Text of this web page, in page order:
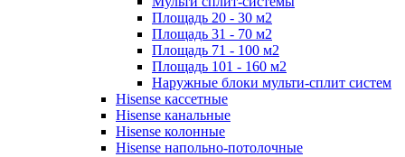
Площадь 20 - 30 м2
Площадь 31 - 70 м2
Площадь 71 - 100 м2
Площадь 101 - 160 м2
Наружные блоки мульти-сплит систем
Hisense кассетные
Hisense канальные
Hisense колонные
Hisense напольно-потолочные